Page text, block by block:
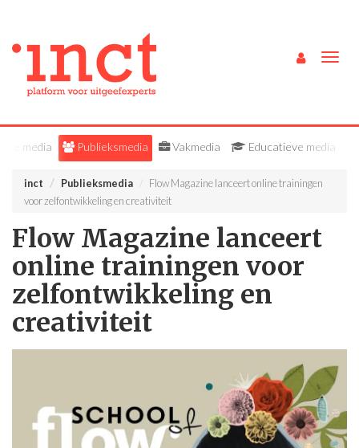
Alle media Publieksmedia Vakmedia Educatieve media
inct Publieksmedia
Flow Magazine lanceert online trainingen
voor zelfontwikkeling en creativiteit
Flow Magazine lanceert
online trainingen voor
zelfontwikkeling en
creativiteit